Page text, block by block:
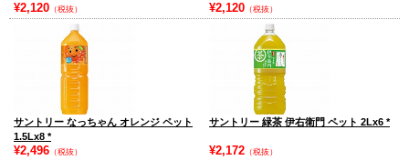
¥2,120 （税抜） ¥2,120 （税抜）
サントリー なっちゃん オレンジ ペット
1.5Lx8 *
¥2,496 （税抜）
サントリー 緑茶 伊右衛門 ペット 2Lx6 *
¥2,172 （税抜）